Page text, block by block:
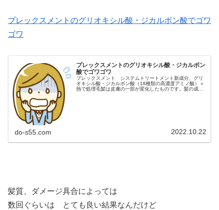
プレックスメントのグリオキシル酸・ジカルボン酸でゴワ
ゴワ
プレックスメントのグリオキシル酸・ジカルボン
酸でゴワゴワ
プレックスメント システムトリートメント新成分、グリ
オキシル酸・ジカルボン酸（18種類の高濃度アミノ酸）＋
熱で処理毛髪は皮膚の一部が変化したものです。髪の成分
do-s55.com 2022.10.22
髪質、ダメージ具合によっては
数回ぐらいは とても良い結果なんだけど